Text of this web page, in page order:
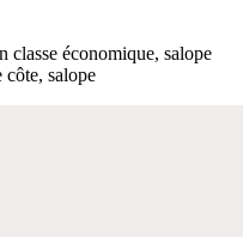
classe économique, salope
côte, salope